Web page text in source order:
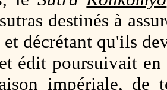
destinés à
et décrétant qu'ils
édit poursuivait en
impériale, de